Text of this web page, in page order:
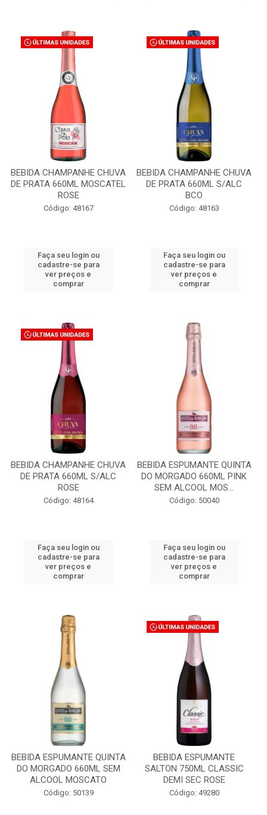
BEBIDA CHAMPANHE CHUVA
DE PRATA 660ML MOSCATEL
ROSE
Código: 48167
Faça seu login ou
cadastre-se para
ver preços e
comprar
BEBIDA CHAMPANHE CHUVA
DE PRATA 660ML S/ALC
BCO
Código: 48163
Faça seu login ou
cadastre-se para
ver preços e
comprar
BEBIDA CHAMPANHE CHUVA
DE PRATA 660ML S/ALC
ROSE
Código: 48164
Faça seu login ou
cadastre-se para
ver preços e
comprar
BEBIDA ESPUMANTE QUINTA
DO MORGADO 660ML PINK
SEM ALCOOL MOS...
Código: 50040
Faça seu login ou
cadastre-se para
ver preços e
comprar
BEBIDA ESPUMANTE QUINTA
DO MORGADO 660ML SEM
ALCOOL MOSCATO
Código: 50139
BEBIDA ESPUMANTE
SALTON 750ML CLASSIC
DEMI SEC ROSE
Código: 49280